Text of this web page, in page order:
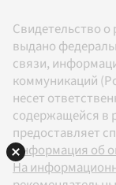
Свидетельство
выдано
связи,
коммуникаций
несет
содержащейся в
предоставляет
Информация об
На